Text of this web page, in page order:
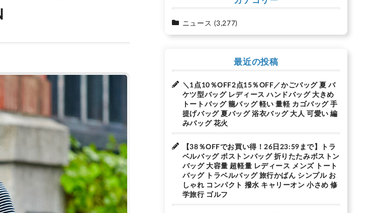
ニュース (3,277)
最近の投稿
＼1点10％OFF2点15％OFF／かごバッグ 夏 バ
ケツ型バッグ レディース ハンドバッグ 大きめ
トートバッグ 籠バッグ 軽い 量軽 カゴバッグ 手
提げバッグ 夏バッグ 浴衣バッグ 大人 可愛い 編
みバッグ 花火
【38％OFFでお買い得！26日23:59まで】トラ
ベルバッグ ボストンバッグ 折りたたみボストン
バッグ 大容量 超軽量 レディース メンズ トート
バッグ トラベルバッグ 旅行かばん シンプル お
しゃれ コンパクト 撥水 キャリーオン 小さめ 修
学旅行 ゴルフ